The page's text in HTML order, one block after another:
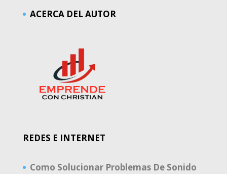
ACERCA DEL AUTOR
REDES E INTERNET
Como Solucionar Problemas De Sonido